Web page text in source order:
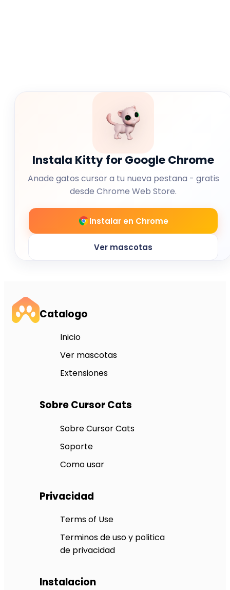
Instala Kitty for Google Chrome
Anade gatos cursor a tu nueva pestana - gratis
desde Chrome Web Store.
Instalar en Chrome
Ver mascotas
Catalogo
Inicio
Ver mascotas
Extensiones
Sobre Cursor Cats
Sobre Cursor Cats
Soporte
Como usar
Privacidad
Terms of Use
Terminos de uso y politica
de privacidad
Instalacion